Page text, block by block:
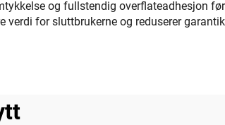
og fullstendig overflateadhesjon
for sluttbrukerne og reduserer